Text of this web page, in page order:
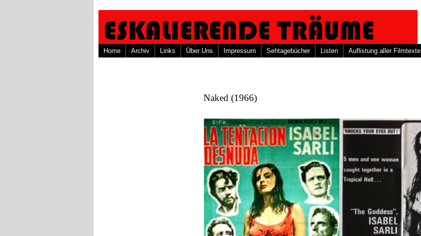
Home Archiv Links Über Uns Impressum Sehtagebücher Listen Auflistung aller Filmtexte
Naked (1966)